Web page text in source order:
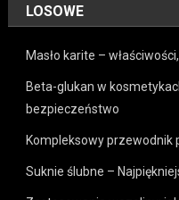
LOSOWE
Masło karite –
Beta-glukan w
bezpieczeństwo
Kompleksowy przewodnik
Suknie ślubne –